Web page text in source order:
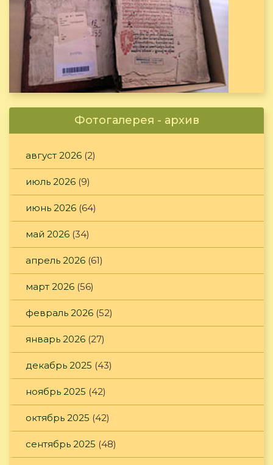
Фотогалерея - архив
август 2026 (2)
июль 2026 (9)
июнь 2026 (64)
май 2026 (34)
апрель 2026 (61)
март 2026 (56)
февраль 2026 (52)
январь 2026 (27)
декабрь 2025 (43)
ноябрь 2025 (42)
октябрь 2025 (42)
сентябрь 2025 (48)